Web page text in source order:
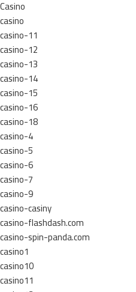
Casino
casino
casino-11
casino-12
casino-13
casino-14
casino-15
casino-16
casino-18
casino-4
casino-5
casino-6
casino-7
casino-9
casino-casiny
casino-flashdash.com
casino-spin-panda.com
casino1
casino10
casino11